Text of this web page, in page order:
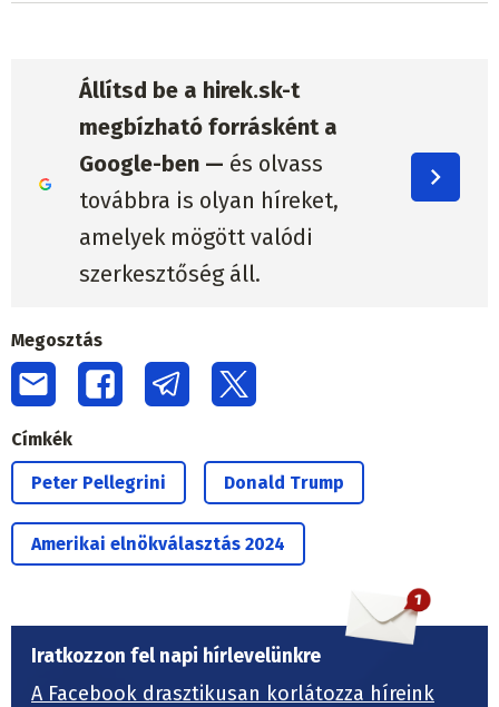
Állítsd be a hirek.sk-t
megbízható forrásként a
Google-ben — és olvass
továbbra is olyan híreket,
amelyek mögött valódi
szerkesztőség áll.
Megosztás
Címkék
Peter Pellegrini Donald Trump
Amerikai elnökválasztás 2024
Iratkozzon fel napi hírlevelünkre
A Facebook drasztikusan korlátozza híreink